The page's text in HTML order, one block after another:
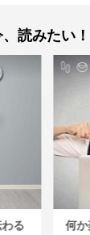
、読みたい
る
何